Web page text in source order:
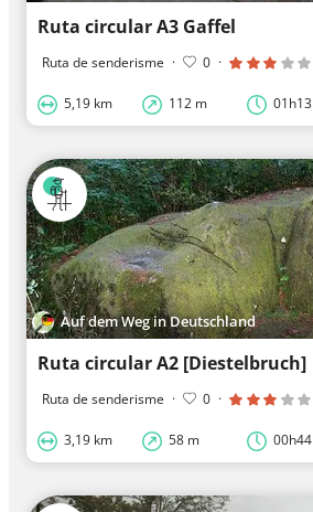
Ruta circular A3 Gaffel
Ruta de senderisme · 0 ·
5,19 km 112 m 01h13
Auf dem Weg in Deutschland
Ruta circular A2 [Diestelbruch]
Ruta de senderisme · 0 ·
3,19 km 58 m 00h44